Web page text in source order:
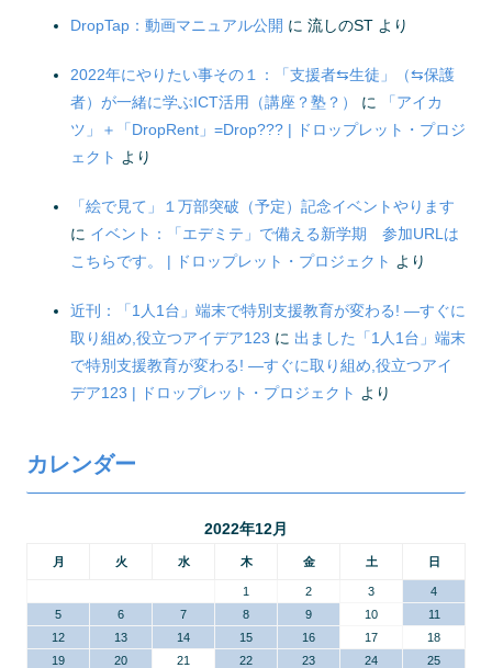
DropTap：動画マニュアル公開 に 流しのST より
2022年にやりたい事その１：「支援者⇆生徒」（⇆保護
者）が一緒に学ぶICT活用（講座？塾？）
に
「アイカ
ツ」＋「DropRent」=Drop??? | ドロップレット・プロジ
ェクト より
「絵で見て」１万部突破（予定）記念イベントやります
に イベント：「エデミテ」で備える新学期 参加URLは
こちらです。 | ドロップレット・プロジェクト より
近刊：「1人1台」端末で特別支援教育が変わる! ―すぐに
取り組め,役立つアイデア123 に 出ました「1人1台」端末
で特別支援教育が変わる! ―すぐに取り組め,役立つアイ
デア123 | ドロップレット・プロジェクト より
カレンダー
2022年12月
月 火 水 木 金 土 日
1 2 3
4
5
6 7 8 9 10
11
12
13 14 15 16 17
18
19
20 21 22 23 24
25